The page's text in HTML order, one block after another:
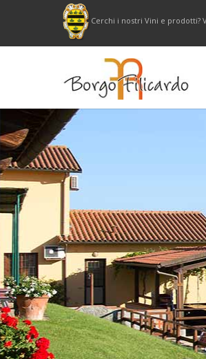
Cerchi i nostri Vini e prodotti?